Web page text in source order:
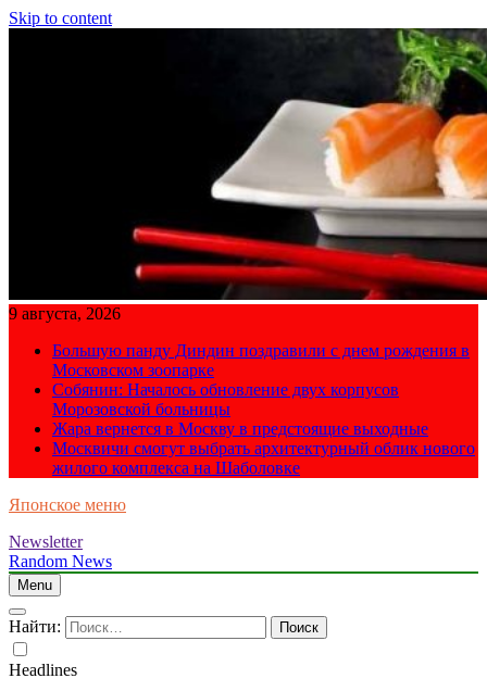
Skip to content
9 августа, 2026
Большую панду Диндин поздравили с днем рождения в
Московском зоопарке
Собянин: Началось обновление двух корпусов
Морозовской больницы
Жара вернется в Москву в предстоящие выходные
Москвичи смогут выбрать архитектурный облик нового
жилого комплекса на Шаболовке
Японское меню
Newsletter
Random News
Menu
Найти:
Headlines